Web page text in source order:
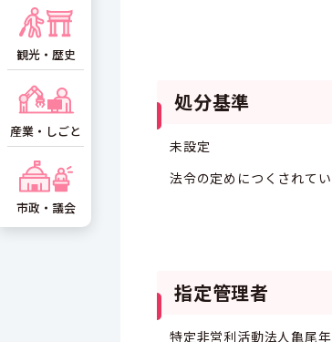
処分基準
未設定
法令の定めにつくされて
指定管理者
特定非営利活動法人亀尾
観光・歴史
産業・しごと
市政・議会